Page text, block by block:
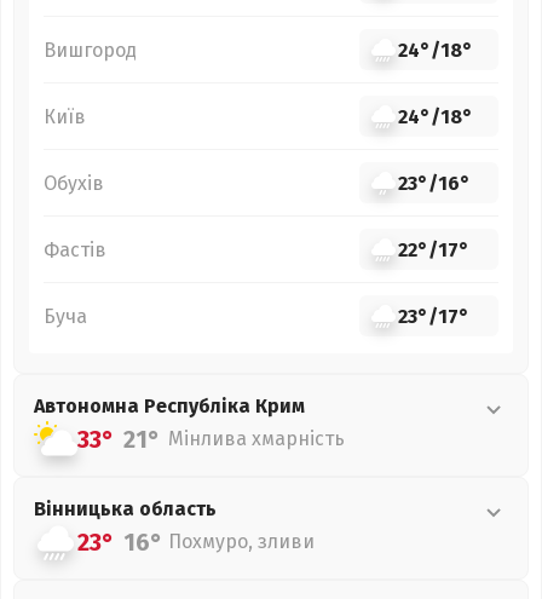
Вишгород 24°/18°
Київ 24°/18°
Обухів 23°/16°
Фастів 22°/17°
Буча 23°/17°
Автономна Республіка Крим
33° 21° Мінлива хмарність
Вінницька область
23° 16° Похмуро, зливи